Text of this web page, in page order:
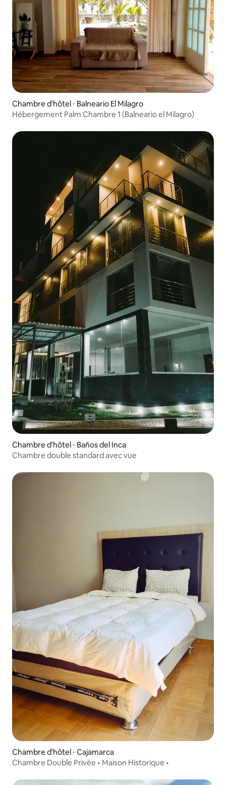
Chambre d'hôtel ⋅ Balneario El Milagro
Hébergement Palm Chambre 1 (Balneario el Milagro)
Chambre d'hôtel ⋅ Baños del Inca
Chambre double standard avec vue
Chambre d'hôtel ⋅ Cajamarca
Chambre Double Privée • Maison Historique •